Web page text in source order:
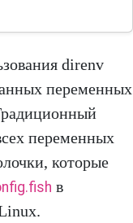
direnv
переменных
переменных
которые
в